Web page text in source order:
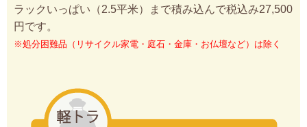
ラックいっぱい（2.5平米）まで積み込んで税込み27,500
円です。
※処分困難品（リサイクル家電・庭石・金庫・お仏壇など）は除く